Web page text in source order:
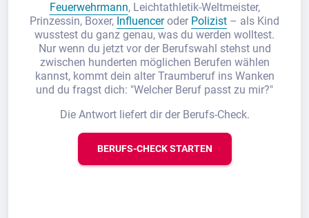
Feuerwehrmann, Leichtathletik-Weltmeister,
Prinzessin, Boxer, Influenceroder Polizist – als Kind
wusstest du ganz genau, was du werden wolltest.
Nur wenn du jetzt vor der Berufswahl stehst und
zwischen hunderten möglichen Berufen wählen
kannst, kommt dein alter Traumberuf ins Wanken
und du fragst dich: "Welcher Beruf passt zu mir?"
Die Antwort liefert dir der Berufs-Check.
BERUFS-CHECK STARTEN